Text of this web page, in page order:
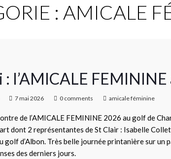
: AMICALE
: l’AMICALE
7 mai 2026 0 comments amicale féminine
de l’AMICALE FEMININE 2026 au golf de
dont 2 représentantes de St Clair : Isabelle
golf d’Albon. Très belle journée printanière sur un
des derniers jours.